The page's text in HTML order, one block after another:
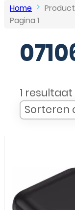
Home Product
Pagina 1
1
Sort
Sort
Sorteren
Sort